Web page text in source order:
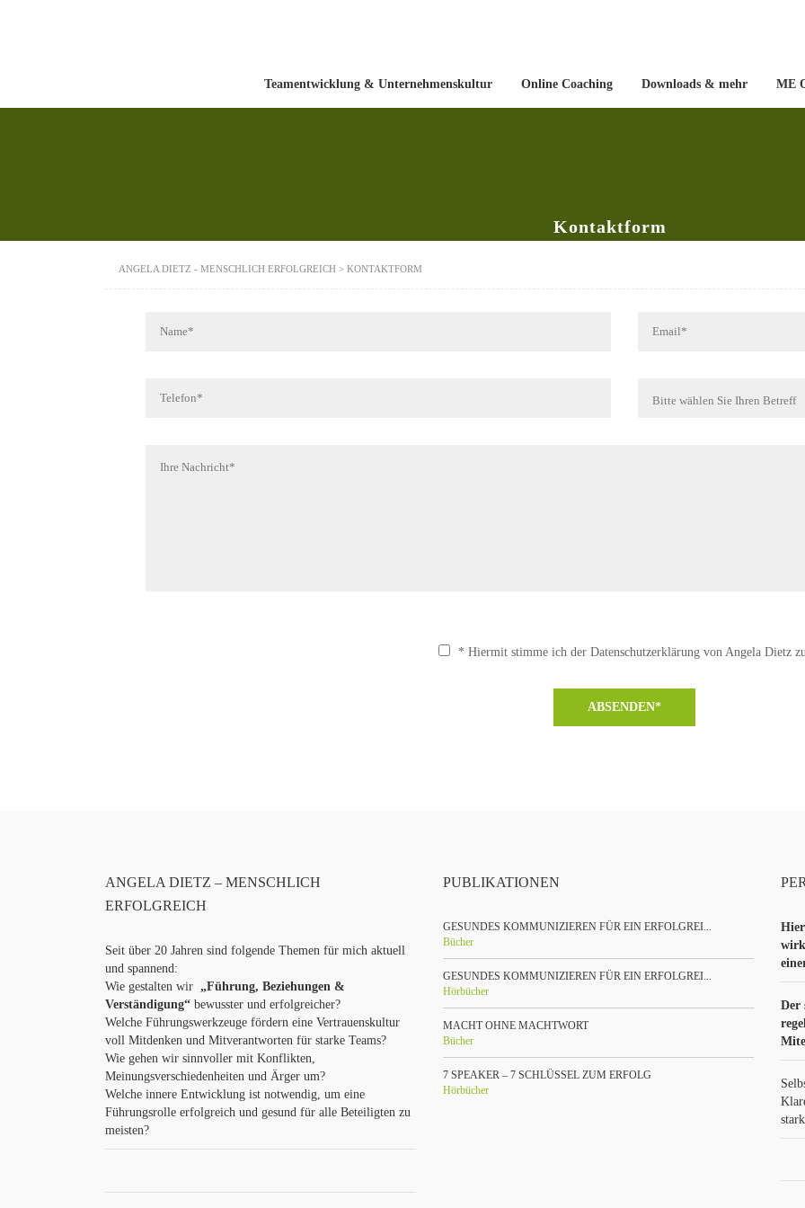
Teamentwicklung & Unternehmenskultur Online Coaching Downloads & mehr ME
Kontaktform
ANGELA DIETZ - MENSCHLICH ERFOLGREICH > KONTAKTFORM
* Hiermit stimme ich der Datenschutzerklärung von Angela Dietz
ABSENDEN*
ANGELA DIETZ – MENSCHLICH
ERFOLGREICH
Seit über 20 Jahren sind folgende Themen für mich aktuell
und spannend:
Wie gestalten wir „Führung, Beziehungen &
Verständigung“ bewusster und erfolgreicher?
Welche Führungswerkzeuge fördern eine Vertrauenskultur
voll Mitdenken und Mitverantworten für starke Teams?
Wie gehen wir sinnvoller mit Konflikten,
Meinungsverschiedenheiten und Ärger um?
Welche innere Entwicklung ist notwendig, um eine
Führungsrolle erfolgreich und gesund für alle Beteiligten zu
meisten?
PUBLIKATIONEN
GESUNDES KOMMUNIZIEREN FÜR EIN ERFOLGREI...
Bücher
GESUNDES KOMMUNIZIEREN FÜR EIN ERFOLGREI...
Hörbücher
MACHT OHNE MACHTWORT
Bücher
7 SPEAKER – 7 SCHLÜSSEL ZUM ERFOLG
Hörbücher
Der